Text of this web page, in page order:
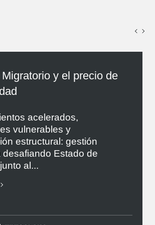
y el precio de
acelerados,
vulnerables y
estructural: gestión
desafiando Estado de
al...